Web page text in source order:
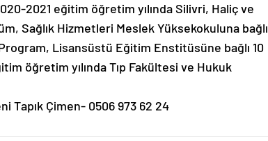
2021 eğitim öğretim yılında Silivri, Haliç ve
Sağlık Hizmetleri Meslek Yüksekokuluna bağlı
Lisansüstü Eğitim Enstitüsüne bağlı 10
öğretim yılında Tıp Fakültesi ve Hukuk
Tapık Çimen- 0506 973 62 24